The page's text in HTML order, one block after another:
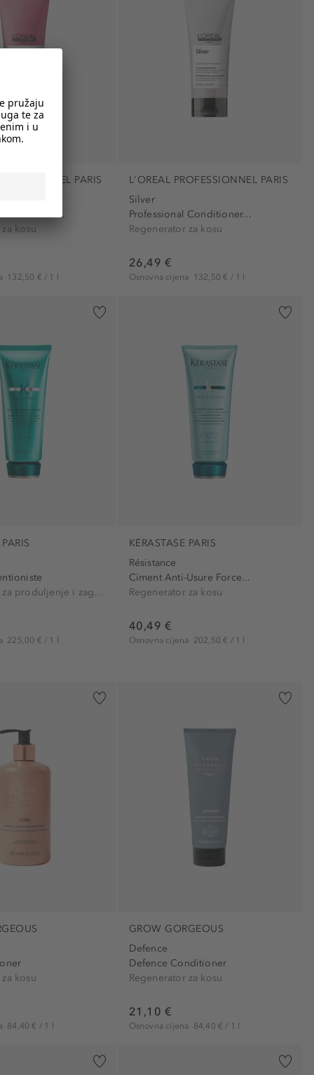
PARIS
Conditioner...
kosu
132,50 € / 1 l
L'OREAL PROFESSIONNEL PARIS
Silver
Professional Conditioner...
Regenerator za kosu
26,49 €
Osnovna cijena 132,50 € / 1 l
Regenerator za produljenje i zaglađivanje kose
225,00 € / 1 l
KÉRASTASE PARIS
Résistance
Ciment Anti-Usure Force...
Regenerator za kosu
40,49 €
Osnovna cijena 202,50 € / 1 l
kosu
84,40 € / 1 l
GROW GORGEOUS
Defence
Defence Conditioner
Regenerator za kosu
21,10 €
Osnovna cijena 84,40 € / 1 l